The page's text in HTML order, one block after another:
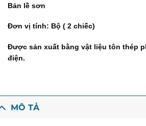
Bản lề sơn
Đơn vị tính: Bộ ( 2 chiếc)
Được sản xuất bằng vật liệu tôn thép
điện.
MÔ TẢ